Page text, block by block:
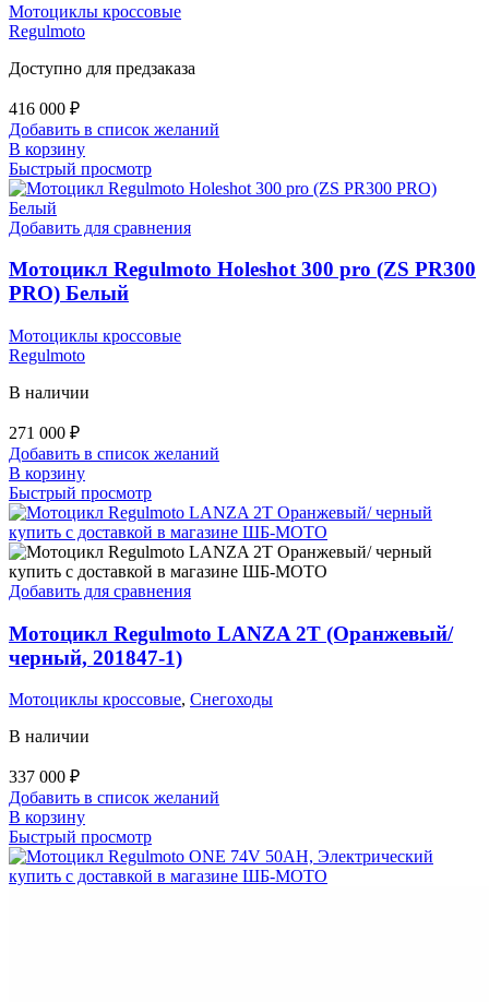
Мотоциклы кроссовые
Regulmoto
Доступно для предзаказа
416 000 ₽
Добавить в список желаний
В корзину
Быстрый просмотр
Добавить для сравнения
Мотоцикл Regulmoto Holeshot 300 pro (ZS PR300
PRO) Белый
Мотоциклы кроссовые
Regulmoto
В наличии
271 000 ₽
Добавить в список желаний
В корзину
Быстрый просмотр
Добавить для сравнения
Мотоцикл Regulmoto LANZA 2T (Оранжевый/
черный, 201847-1)
Мотоциклы кроссовые, Снегоходы
В наличии
337 000 ₽
Добавить в список желаний
В корзину
Быстрый просмотр